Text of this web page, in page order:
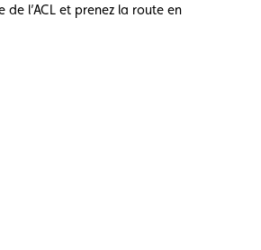
l’ACL et prenez la route en